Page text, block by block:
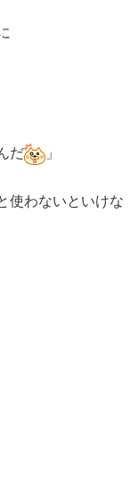
だ 」
使わないといけな